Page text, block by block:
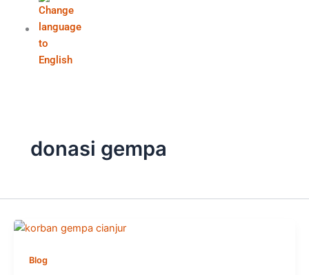
donasi gempa
Blog